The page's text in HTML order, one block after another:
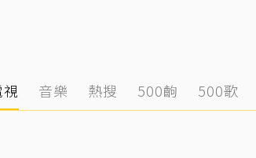
音樂 熱搜 500齣 500歌